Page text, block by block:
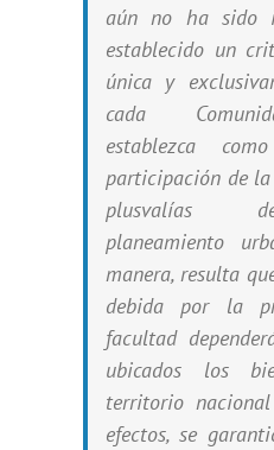
aún no ha sido
establecido un
única y
cada
establezca
participación de
plusvalías
planeamiento
manera, resulta
debida por la
facultad
ubicados los
territorio
efectos, se